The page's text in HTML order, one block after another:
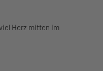
Herz mitten im